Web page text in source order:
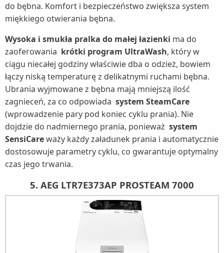
do bębna. Komfort i bezpieczeństwo zwiększa system
miękkiego otwierania bębna.
Wysoka i smukła pralka do małej łazienki ma do
zaoferowania krótki program UltraWash, który w
ciągu niecałej godziny właściwie dba o odzież, bowiem
łączy niską temperaturę z delikatnymi ruchami bębna.
Ubrania wyjmowane z bębna mają mniejszą ilość
zagnieceń, za co odpowiada system SteamCare
(wprowadzenie pary pod koniec cyklu prania). Nie
dojdzie do nadmiernego prania, ponieważ system
SensiCareważy każdy załadunek prania i automatycznie
dostosowuje parametry cyklu, co gwarantuje optymalny
czas jego trwania.
5. AEG LTR7E373AP PROSTEAM 7000